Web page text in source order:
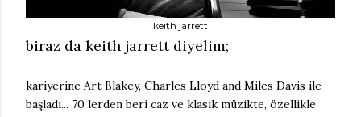
keith jarrett
biraz da keith jarrett diyelim;
kariyerine Art Blakey, Charles Lloyd and Miles Davis ile
başladı... 70 lerden beri caz ve klasik müzikte, özellikle